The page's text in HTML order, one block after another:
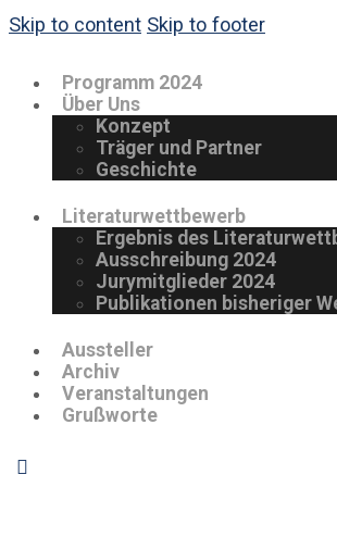
Skip to content Skip to footer
Programm 2024
Über Uns
Konzept
Träger und Partner
Geschichte
Literaturwettbewerb
Ergebnis des
Ausschreibung 2024
Jurymitglieder 2024
Publikationen bisheriger
Aussteller
Archiv
Veranstaltungen
Grußworte